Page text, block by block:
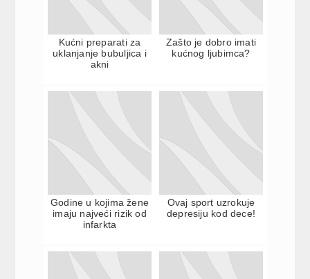
Kućni preparati za
uklanjanje bubuljica i
akni
Zašto je dobro imati
kućnog ljubimca?
Godine u kojima žene
imaju najveći rizik od
infarkta
Ovaj sport uzrokuje
depresiju kod dece!